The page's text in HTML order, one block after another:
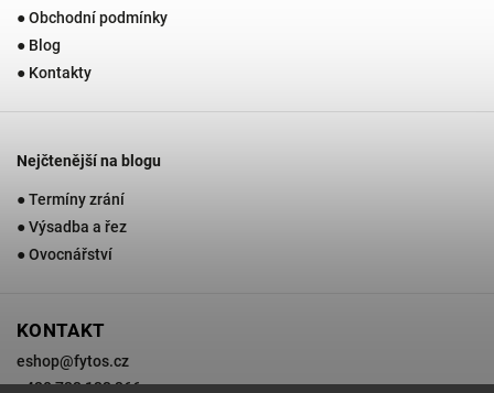
● Obchodní podmínky
● Blog
● Kontakty
Nejčtenější na blogu
● Termíny zrání
● Výsadba a řez
● Ovocnářství
KONTAKT
eshop@fytos.cz
+420 733 133 366